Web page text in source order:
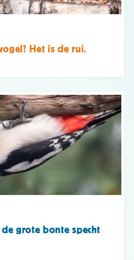
Het is de rui.
grote bonte specht